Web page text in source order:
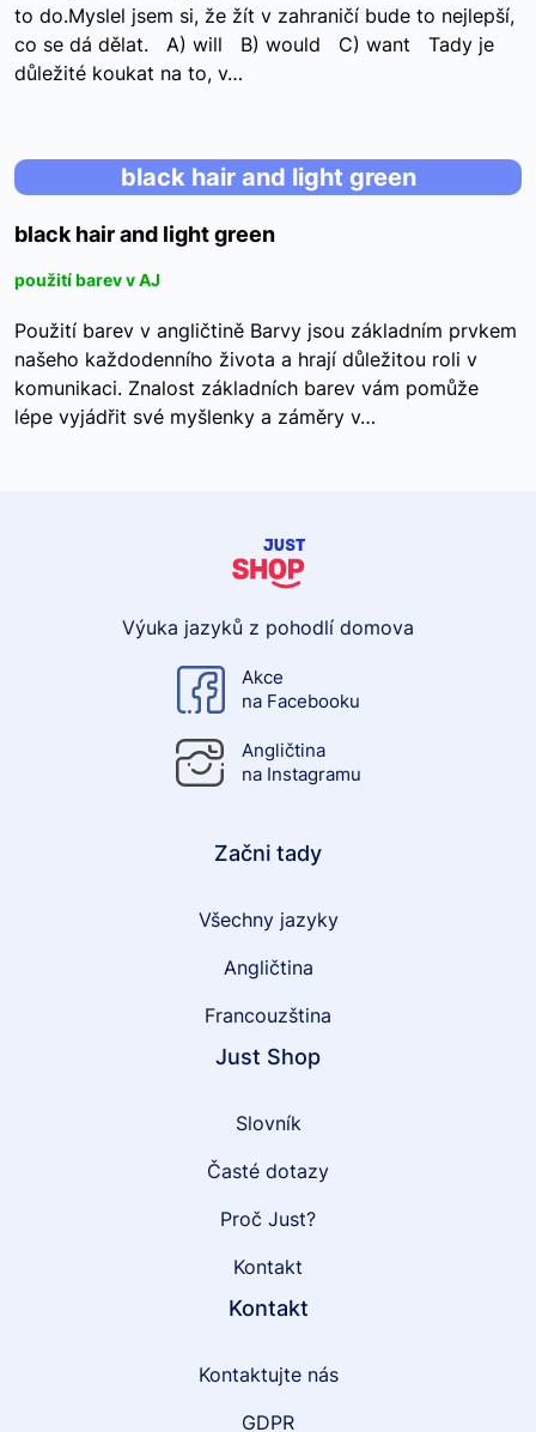
to do.Myslel jsem si, že žít v zahraničí bude to nejlepší,
co se dá dělat. A) will B) would C) want Tady je
důležité koukat na to, v…
black hair and light green
black hair and light green
použití barev v AJ
Použití barev v angličtině Barvy jsou základním prvkem
našeho každodenního života a hrají důležitou roli v
komunikaci. Znalost základních barev vám pomůže
lépe vyjádřit své myšlenky a záměry v…
Výuka jazyků z pohodlí domova
Akce
na Facebooku
Angličtina
na Instagramu
Začni tady
Všechny jazyky
Angličtina
Francouzština
Just Shop
Slovník
Časté dotazy
Proč Just?
Kontakt
Kontakt
Kontaktujte nás
GDPR